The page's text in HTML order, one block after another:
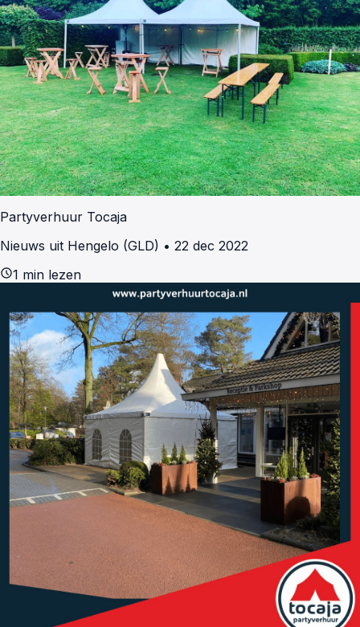
Partyverhuur Tocaja
Nieuws uit Hengelo (GLD) • 22 dec 2022
schedule1 min lezen